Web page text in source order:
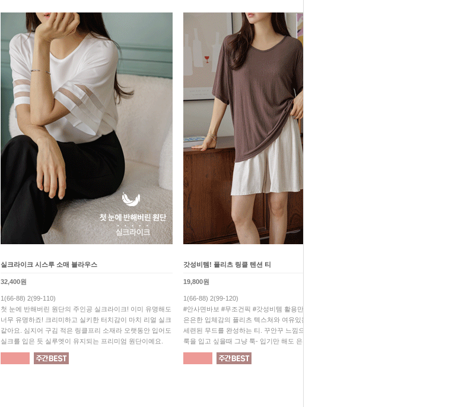
실크라이크 시스루 소매 블라우스
32,400원
1(66-88) 2(99-110)
첫 눈에 반해버린 원단의 주인공 실크라이크! 이미 유명해도
너무 유명하죠! 크리미하고 실키한 터치감이 마치 리얼 실크
같아요. 심지어 구김 적은 링클프리 소재라 오랫동안 입어도
실크를 입은 듯 실루엣이 유지되는 프리미엄 원단이예요.
갓성비템! 플리츠 링클 텐션 티
19,800원
1(66-88) 2(99-120)
#안사면바보 #무조건픽 #갓성비템 활용만점 플리츠 티!
은은한 입체감의 플리츠 텍스쳐와 여유있는 실루엣으로
세련된 무드를 완성하는 티. 꾸안꾸 느낌으로 은은한 포인트
룩을 입고 싶을때 그냥 툭- 입기만 해도 은은한 포인트 UP